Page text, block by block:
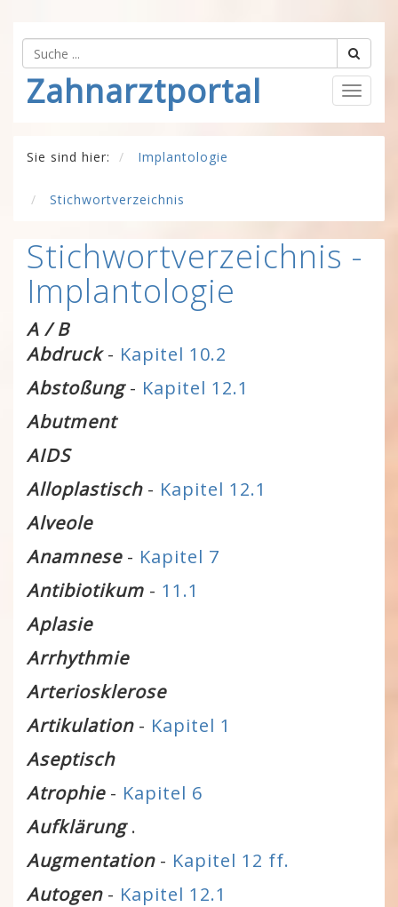
Zahnarztportal
Sie sind hier: Implantologie
Stichwortverzeichnis
Stichwortverzeichnis -
Implantologie
A / B
Abdruck- Kapitel 10.2
Abstoßung- Kapitel 12.1
Abutment
AIDS
Alloplastisch- Kapitel 12.1
Alveole
Anamnese - Kapitel 7
Antibiotikum - 11.1
Aplasie
Arrhythmie
Arteriosklerose
Artikulation- Kapitel 1
Aseptisch
Atrophie- Kapitel 6
Aufklärung.
Augmentation - Kapitel 12 ff.
Autogen- Kapitel 12.1